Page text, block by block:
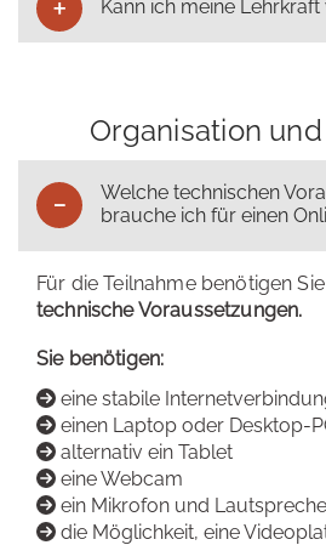
Kann ich meine Lehrkraft
Organisation
Welche technischen
brauche ich für einen
Für die Teilnahme benötigen Sie
technische Voraussetzungen.
Sie benötigen:
eine stabile
einen Laptop oder Desktop-
alternativ ein Tablet
eine Webcam
ein Mikrofon und
die Möglichkeit, eine